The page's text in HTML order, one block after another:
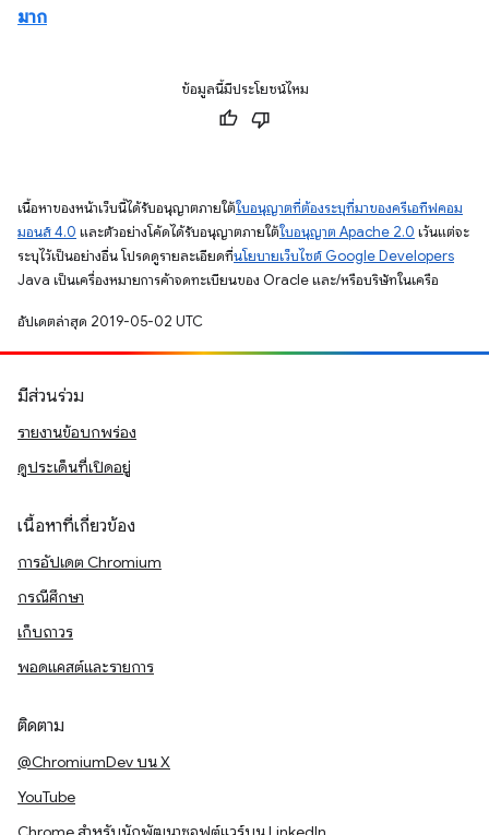
มาก
ข้อมูลนี้มีประโยชน์ไหม
เนื้อหาของหน้าเว็บนี้ได้รับอนุญาตภายใต้ใบอนุญาตที่ต้องระบุที่มาของครีเอทีฟคอม
มอนส์ 4.0 และตัวอย่างโค้ดได้รับอนุญาตภายใต้ใบอนุญาต Apache 2.0 เว้นแต่จะ
ระบุไว้เป็นอย่างอื่น โปรดดูรายละเอียดที่นโยบายเว็บไซต์ Google Developers
Java เป็นเครื่องหมายการค้าจดทะเบียนของ Oracle และ/หรือบริษัทในเครือ
อัปเดตล่าสุด 2019-05-02 UTC
มีส่วนร่วม
รายงานข้อบกพร่อง
ดูประเด็นที่เปิดอยู่
เนื้อหาที่เกี่ยวข้อง
การอัปเดต Chromium
กรณีศึกษา
เก็บถาวร
พอดแคสต์และรายการ
ติดตาม
@ChromiumDev บน X
YouTube